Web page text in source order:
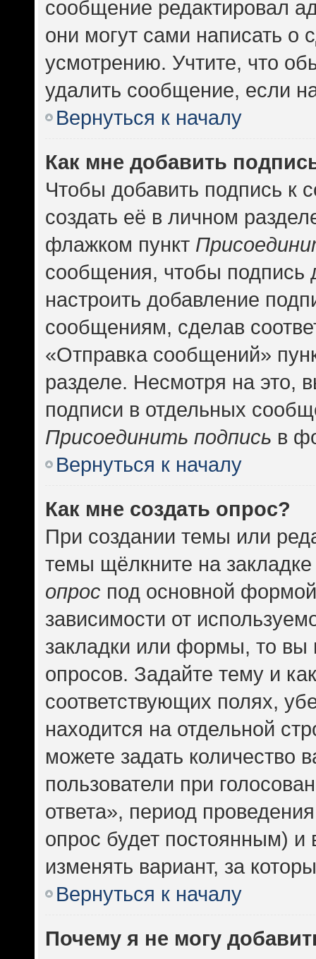
сообщение редактировал
они могут сами написать о
усмотрению. Учтите, что
удалить сообщение, если
Вернуться к началу
Как мне добавить
Чтобы добавить подпись
создать её в личном
флажком пункт
сообщения, чтобы подпись
настроить добавление
сообщениям, сделав
«Отправка сообщений»
разделе. Несмотря на это,
подписи в отдельных
Присоединить подпись в
Вернуться к началу
Как мне создать опрос?
При создании темы или
темы щёлкните на
опрос под основной
зависимости от
закладки или формы, то вы
опросов. Задайте тему и
соответствующих полях,
находится на отдельной
можете задать количество
пользователи при
ответа», период
опрос будет постоянным) и
изменять вариант, за
Вернуться к началу
Почему я не могу